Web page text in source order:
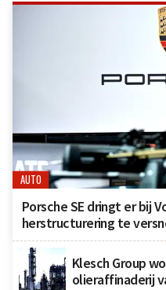
AUTO
Porsche SE dringt er bij
herstructurering te
Klesch Group
olieraffinaderij